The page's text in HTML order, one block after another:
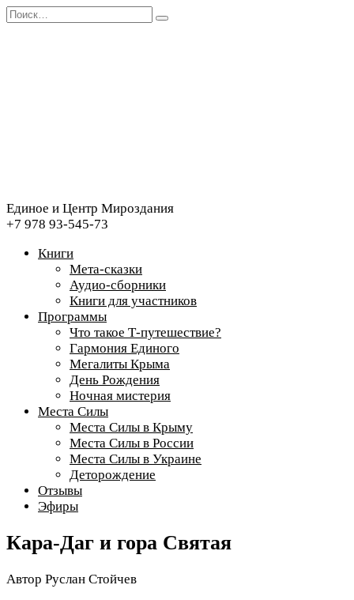
Перейти
Search
Единое и Центр Мироздания
+7 978 93-545-73
Книги
Мета-сказки
Аудио-сборники
Книги для участников
Программы
Что такое Т-путешествие?
Гармония Единого
Мегалиты Крыма
День Рождения
Ночная мистерия
Места Силы
Места Силы в Крыму
Места Силы в России
Места Силы в Украине
Деторождение
Отзывы
Эфиры
Кара-Даг и гора Святая
Автор Руслан Стойчев